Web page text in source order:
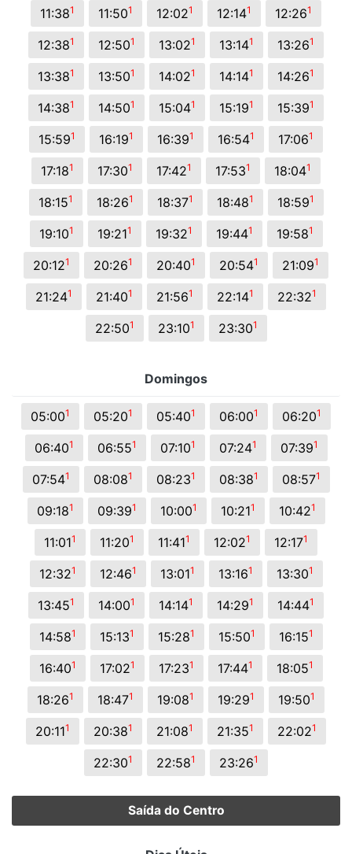
11:381 11:501 12:021 12:141 12:261
12:381 12:501 13:021 13:141 13:261
13:381 13:501 14:021 14:141 14:261
14:381 14:501 15:041 15:191 15:391
15:591 16:191 16:391 16:541 17:061
17:181 17:301 17:421 17:531 18:041
18:151 18:261 18:371 18:481 18:591
19:101 19:211 19:321 19:441 19:581
20:121 20:261 20:401 20:541 21:091
21:241 21:401 21:561 22:141 22:321
22:501 23:101 23:301
Domingos
05:001 05:201 05:401 06:001 06:201
06:401 06:551 07:101 07:241 07:391
07:541 08:081 08:231 08:381 08:571
09:181 09:391 10:001 10:211 10:421
11:011 11:201 11:411 12:021 12:171
12:321 12:461 13:011 13:161 13:301
13:451 14:001 14:141 14:291 14:441
14:581 15:131 15:281 15:501 16:151
16:401 17:021 17:231 17:441 18:051
18:261 18:471 19:081 19:291 19:501
20:111 20:381 21:081 21:351 22:021
22:301 22:581 23:261
Saída do Centro